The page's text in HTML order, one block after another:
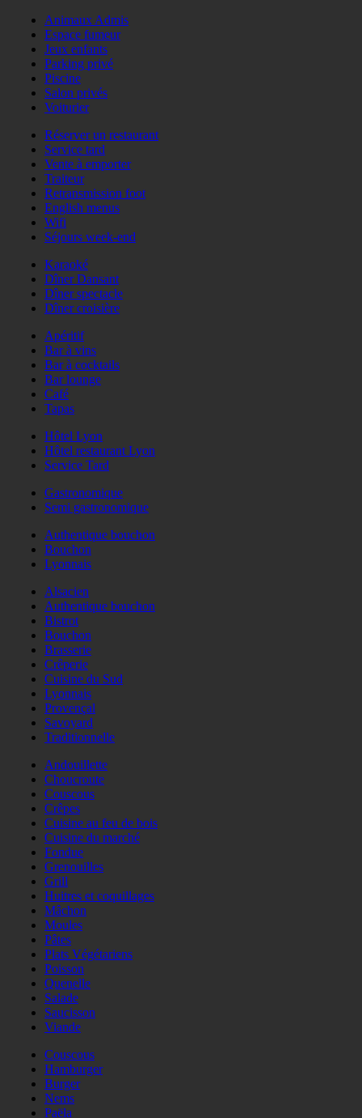
Animaux Admis
Espace fumeur
Jeux enfants
Parking privé
Piscine
Salon privés
Voiturier
Réserver un restaurant
Service tard
Vente à emporter
Traiteur
Retransmission foot
English menus
Wifi
Séjours week-end
Karaoké
Dîner Dansant
Dîner spectacle
Dîner croisière
Apéritif
Bar à vins
Bar à cocktails
Bar lounge
Café
Tapas
Hôtel Lyon
Hôtel restaurant Lyon
Service Tard
Gastronomique
Semi gastronomique
Authentique bouchon
Bouchon
Lyonnais
Alsacien
Authentique bouchon
Bistrot
Bouchon
Brasserie
Crêperie
Cuisine du Sud
Lyonnais
Provençal
Savoyard
Traditionnelle
Andouillette
Choucroute
Couscous
Crêpes
Cuisine au feu de bois
Cuisine du marché
Fondue
Grenouilles
Grill
Huitres et coquillages
Mâchon
Moules
Pâtes
Plats Végétariens
Poisson
Quenelle
Salade
Saucisson
Viande
Couscous
Hamburger
Burger
Nems
Paëla